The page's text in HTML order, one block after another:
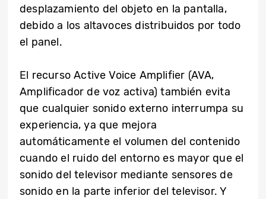
desplazamiento del objeto en la pantalla,
debido a los altavoces distribuidos por todo
el panel.
El recurso Active Voice Amplifier (AVA,
Amplificador de voz activa) también evita
que cualquier sonido externo interrumpa su
experiencia, ya que mejora
automáticamente el volumen del contenido
cuando el ruido del entorno es mayor que el
sonido del televisor mediante sensores de
sonido en la parte inferior del televisor. Y